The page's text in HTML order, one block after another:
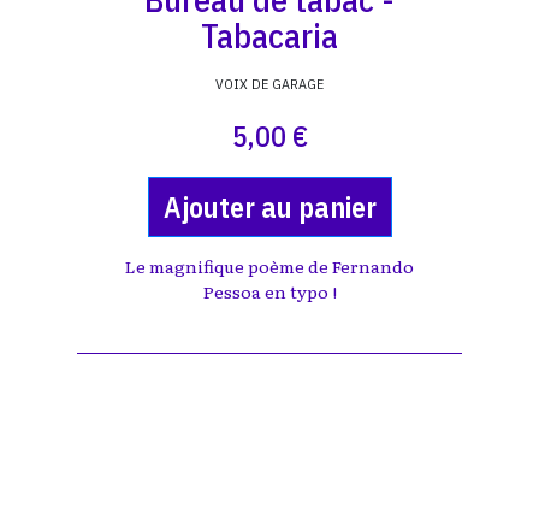
Tabacaria
VOIX DE GARAGE
5,00 €
Ajouter au panier
Le magnifique poème de Fernando
Pessoa en typo !